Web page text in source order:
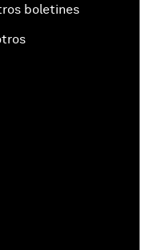
boletines